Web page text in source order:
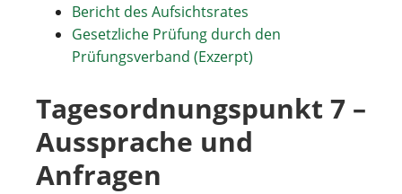
Bericht des Aufsichtsrates
Gesetzliche Prüfung durch den
Prüfungsverband (Exzerpt)
Tagesordnungspunkt 7 –
Aussprache und
Anfragen